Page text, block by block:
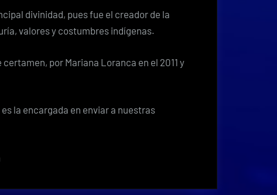
divinidad, pues fue el creador de la
valores y costumbres indígenas.
por Mariana Loranca en el 2011 y
la encargada en enviar a nuestras